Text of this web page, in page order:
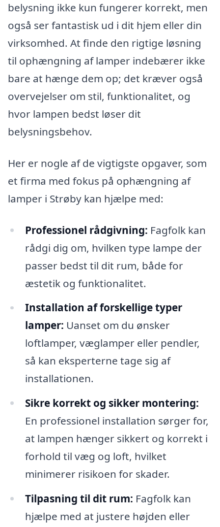
belysning ikke kun fungerer korrekt, men
også ser fantastisk ud i dit hjem eller din
virksomhed. At finde den rigtige løsning
til ophængning af lamper indebærer ikke
bare at hænge dem op; det kræver også
overvejelser om stil, funktionalitet, og
hvor lampen bedst løser dit
belysningsbehov.
Her er nogle af de vigtigste opgaver, som
et firma med fokus på ophængning af
lamper i Strøby kan hjælpe med:
Professionel rådgivning: Fagfolk kan
rådgi dig om, hvilken type lampe der
passer bedst til dit rum, både for
æstetik og funktionalitet.
Installation af forskellige typer
lamper: Uanset om du ønsker
loftlamper, væglamper eller pendler,
så kan eksperterne tage sig af
installationen.
Sikre korrekt og sikker montering:
En professionel installation sørger for,
at lampen hænger sikkert og korrekt i
forhold til væg og loft, hvilket
minimerer risikoen for skader.
Tilpasning til dit rum: Fagfolk kan
hjælpe med at justere højden eller